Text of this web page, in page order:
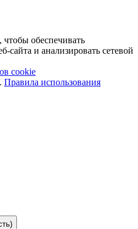
обеспечивать
сайта и анализировать сетевой
cookie
Правила использования